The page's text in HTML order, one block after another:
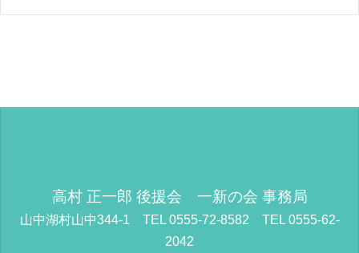
高村 正一郎 後援会 一新の会 事務局
山中湖村山中344-1 TEL 0555-72-8582 TEL 0555-62-
2042